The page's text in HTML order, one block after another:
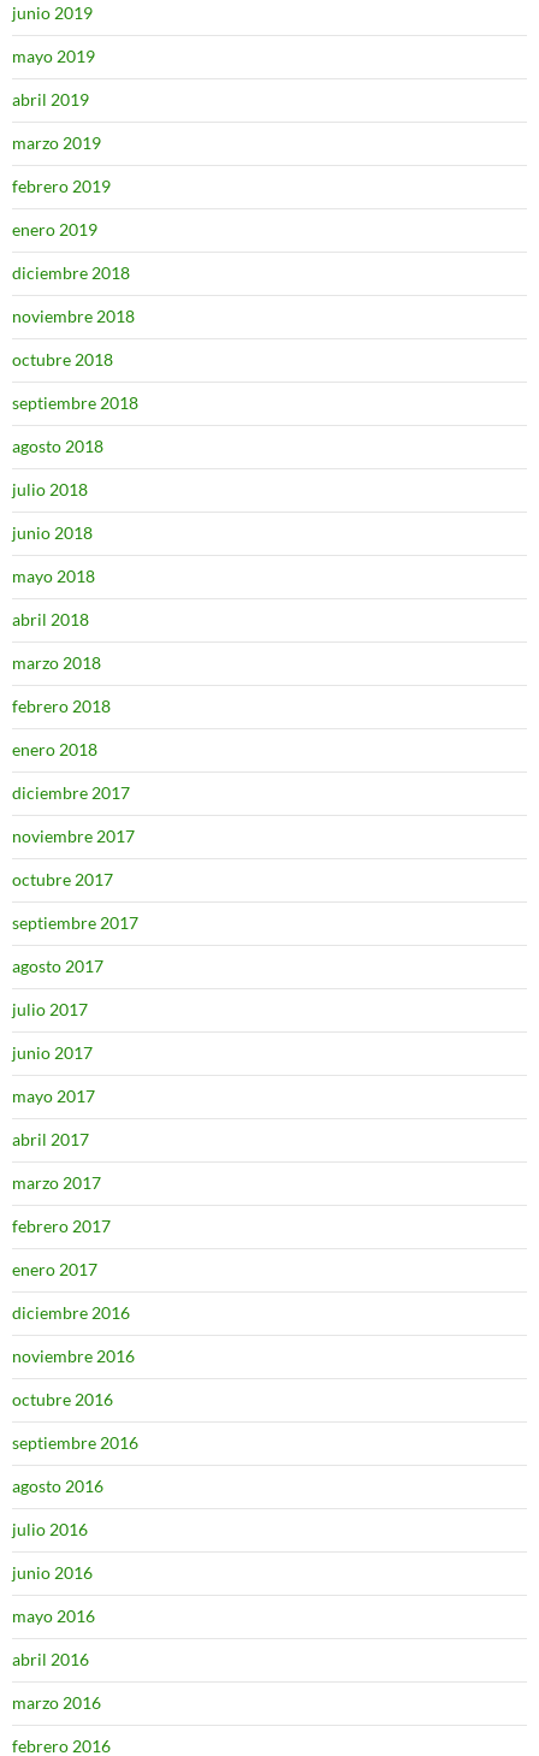
junio 2019
mayo 2019
abril 2019
marzo 2019
febrero 2019
enero 2019
diciembre 2018
noviembre 2018
octubre 2018
septiembre 2018
agosto 2018
julio 2018
junio 2018
mayo 2018
abril 2018
marzo 2018
febrero 2018
enero 2018
diciembre 2017
noviembre 2017
octubre 2017
septiembre 2017
agosto 2017
julio 2017
junio 2017
mayo 2017
abril 2017
marzo 2017
febrero 2017
enero 2017
diciembre 2016
noviembre 2016
octubre 2016
septiembre 2016
agosto 2016
julio 2016
junio 2016
mayo 2016
abril 2016
marzo 2016
febrero 2016